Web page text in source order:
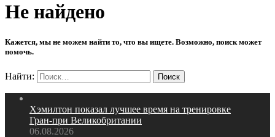
Не найдено
Кажется, мы не можем найти то, что вы ищете. Возможно, поиск может
помочь.
Найти:
Хэмилтон показал лучшее время на тренировке
Гран‑при Великобритании
06.08.2026